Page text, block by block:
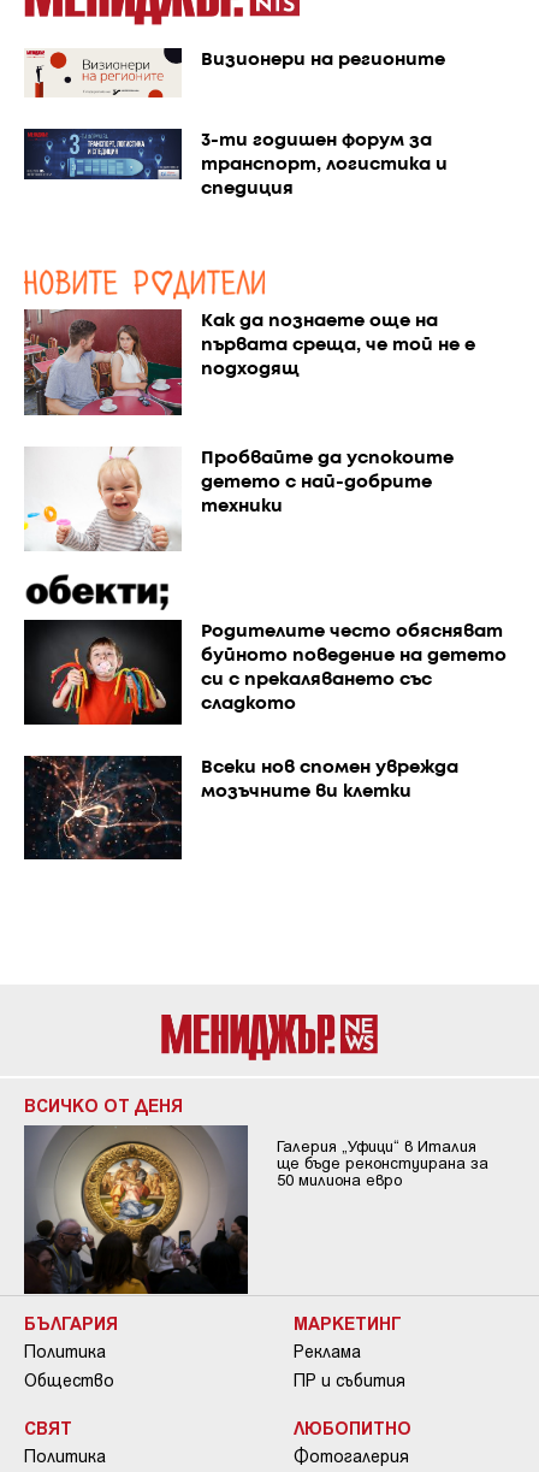
Визионери на регионите
3-ти годишен форум за
транспорт, логистика и
спедиция
Как да познаете още на
първата среща, че той не е
подходящ
Пробвайте да успокоите
детето с най-добрите
техники
Родителите често обясняват
буйното поведение на детето
си с прекаляването със
сладкото
Всеки нов спомен уврежда
мозъчните ви клетки
ВСИЧКО ОТ ДЕНЯ
Галерия „Уфици“ в Италия
ще бъде реконстуирана за
50 милиона евро
БЪЛГАРИЯ
Политика
Общество
СВЯТ
Политика
МАРКЕТИНГ
Реклама
ПР и събития
ЛЮБОПИТНО
Фотогалерия